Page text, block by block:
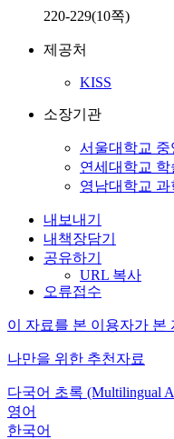
220-229(10쪽)
제공처
KISS
소장기관
서울대학교
연세대학교
영남대학교
내보내기
내책장담기
공유하기
URL 복사
오류접수
이 자료를 본 이용자가 본
나만을 위한 추천자료
다국어 초록 (Multilingual
영어
한국어